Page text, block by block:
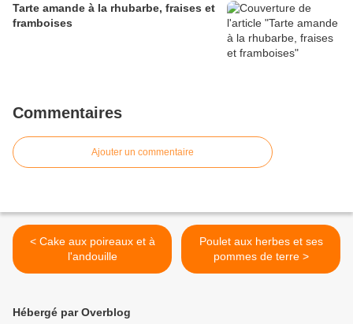
Tarte amande à la rhubarbe, fraises et
framboises
Commentaires
Ajouter un commentaire
< Cake aux poireaux et à
l'andouille
Poulet aux herbes et ses
pommes de terre >
Hébergé par Overblog